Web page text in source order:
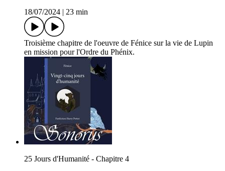
18/07/2024
23 min
Troisième chapitre de l'oeuvre de Fénice sur la vie de Lupin
en mission pour l'Ordre du Phénix.
25 Jours d'Humanité - Chapitre 4